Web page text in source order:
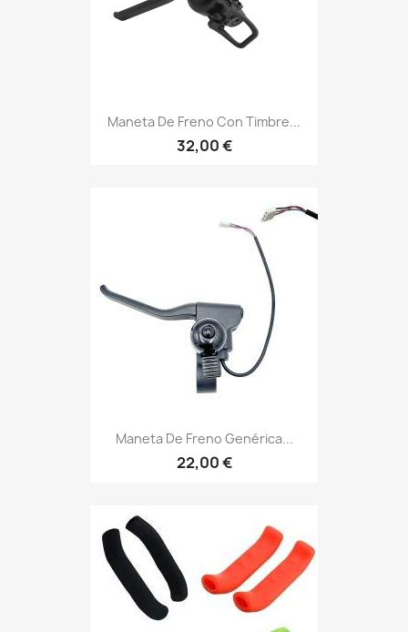
Maneta De Freno Con Timbre...
32,00 €
Maneta De Freno Genérica...
22,00 €